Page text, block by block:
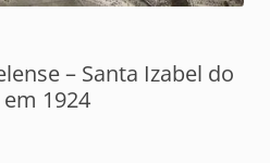
– Santa Izabel do
em 1924